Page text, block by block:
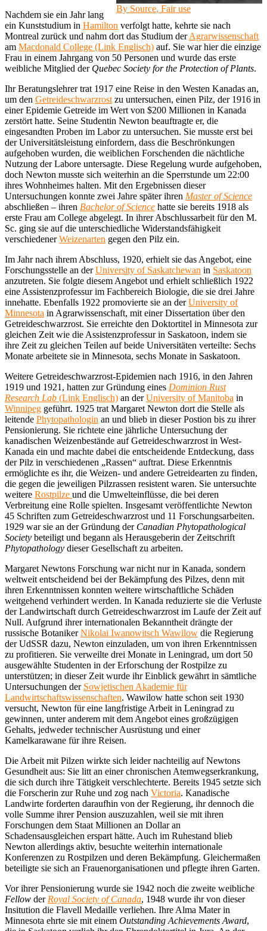
By Source, Fair use
Nachdem sie ein Jahr lang
ein Kunststudium in Hamilton verfolgt hatte, kehrte sie nach
Montreal zurück und nahm dort das Studium derAgrarwissenschaft
am Macdonald College (Link Englisch) auf. Sie war hier die einzige
Frau in einem Jahrgang von 50 Personen und wurde das erste
weibliche Mitglied der Quebec Society for the Protection of Plants.
Ihr Beratungslehrer trat 1917 eine Reise in den Westen Kanadas an,
um den Getreideschwarzrost zu untersuchen, einen Pilz, der 1916 in
einer Epidemie Getreide im Wert von $200 Millionen in Kanada
zerstört hatte. Seine Studentin Newton beauftragte er, die
eingesandten Proben im Labor zu untersuchen. Sie musste erst bei
der Universitätsleistung einfordern, dass die Beschrönkungen
aufgehoben wurden, die weiblichen Forschenden die nächtliche
Nutzung der Labore untersagte. Diese Regelung wurde aufgehoben,
doch Newton musste sich weiterhin an die Sperrstunde um 22:00
ihres Wohnheimes halten. Mit den Ergebnissen dieser
Untersuchungen konnte zwei Jahre später ihren Master of Science
abschließen – ihren Bachelor of Science hatte sie bereits 1918 als
erste Frau am College abgelegt. In ihrer Abschlussarbeit für den M.
Sc. ging sie auf die unterschiedliche Widerstandsfähigkeit
verschiedenerWeizenarten gegen den Pilz ein.
Im Jahr nach ihrem Abschluss, 1920, erhielt sie das Angebot, eine
Forschungsstelle an derUniversity of Saskatchewan in Saskatoon
anzutreten. Sie folgte diesem Angebot und erhielt schließlich 1922
eine Assistenzprofessur im Fachbereich Biologie, die sie drei Jahre
innehatte. Ebenfalls 1922 promovierte sie an derUniversity of
Minnesota in Agrarwissenschaft, mit einer Dissertation über den
Getreideschwarzrost. Sie erreichte den Doktortitel in Minnesota zur
gleichen Zeit wie die Assistenzprofessur in Saskatoon, indem sie
ihre Zeit zu gleichen Teilen auf beide Universitäten verteilte: Sechs
Monate arbeitete sie in Minnesota, sechs Monate in Saskatoon.
Weitere Getreideschwarzrost-Epidemien nach 1916, in den Jahren
1919 und 1921, hatten zur Gründung eines Dominion Rust
Research Lab (Link Englisch) an derUniversity of Manitoba in
Winnipeg geführt. 1925 trat Margaret Newton dort die Stelle als
leitende Phytopathologin an und blieb in dieser Postion bis zu ihrer
Pensionierung. Sie richtete eine jährliche Untersuchung der
kanadischen Weizenbestände auf Getreideschwarzrost in West-
Kanada ein und machte dabei die entscheidende Entdeckung, dass
der Pilz in verschiedenen „Rassen“ auftrat. Diese Erkenntnis
ermöglichte es ihr, die Weizen- und andere Getreidearten zu finden,
die gegen die jeweiligen Pilzrassen resistent waren. Sie untersuchte
weitere Rostpilze und die Umwelteinflüsse, die bei deren
Verbreitung eine Rolle spielten. Insgesamt veröffentlichte Newton
45 Schriften zum Getreideschwarzrost und 11 Forschungsarbeiten.
1929 war sie an der Gründung der Canadian Phytopathological
Society beteiligt und begann als Herausgeberin der Zeitschrift
Phytopathology dieser Gesellschaft zu arbeiten.
Margaret Newtons Forschung war nicht nur in Kanada, sondern
weltweit entscheidend bei der Bekämpfung des Pilzes, denn mit
ihren Erkenntnissen konnten weitere wirtschaftliche Schäden
weitgehend verhindert werden. In Kanada reduzierte sie die Verluste
der Landwirtschaft durch Getreideschwarzrost im Laufe der Zeit auf
Null. Aufgrund ihrer internationalen Bekanntheit drängte der
russische BotanikerNikolai Iwanowitsch Wawilow die Regierung
der UdSSR dazu, Newton einzuladen, um von ihren Erkenntnissen
zu profitieren. Sie verweilte drei Monate in Leningrad, um dort 50
ausgewählte Studenten in der Erforschung der Rostpilze zu
unterstützen; in dieser Zeit wurde ihr Einblick gewährt in sämtliche
Untersuchungen der Sowjetischen Akademie für
Landwirtschaftswissenschaften. Wawilow hatte schon seit 1930
versucht, Newton für eine langfristige Arbeit in Leningrad zu
gewinnen, unter anderem mit dem Angebot eines großzügigen
Gehalts, jedweder technischer Ausrüstung und einer
Kamelkarawane für ihre Reisen.
Die Arbeit mit Pilzen wirkte sich leider nachteilig auf Newtons
Gesundheit aus: Sie litt an einer chronischen Atemwegserkrankung,
die sich durch ihre Tätigkeit verschlechterte. Bereits 1945 setzte sich
die Forscherin zur Ruhe und zog nach Victoria. Kanadische
Landwirte forderten daraufhin von der Regierung, ihr dennoch die
volle Summe ihrer Pension auszuzahlen, weil sie mit ihren
Forschungen dem Staat Millionen an Dollar an
Schadensausgleichen erspart hätte. Auch im Ruhestand blieb
Newton allerdings aktiv, besuchte weiterhin internationale
Konferenzen zu Rostpilzen und deren Bekämpfung. Gleichermaßen
beteiligte sie sich an Frauenorganisationen und pflegte ihren Garten.
Vor ihrer Pensionierung wurde sie 1942 noch die zweite weibliche
Fellow der Royal Society of Canada, 1948 wurde ihr von dieser
Insitution die Flavell Medaille verliehen. Ihre Alma Mater in
Minnesota ehrte sie mit einem Outstanding Achievements Award,